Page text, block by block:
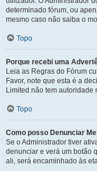
determinado fórum, ou
mesmo caso não saiba o
Topo
Porque recebi uma
Leia as Regras do Fórum
Favor, note que esta é a
Limited não tem
Topo
Como posso Denunciar
Se o Administrador tiver
denunciar e verá um botão
ali, será encaminhado às